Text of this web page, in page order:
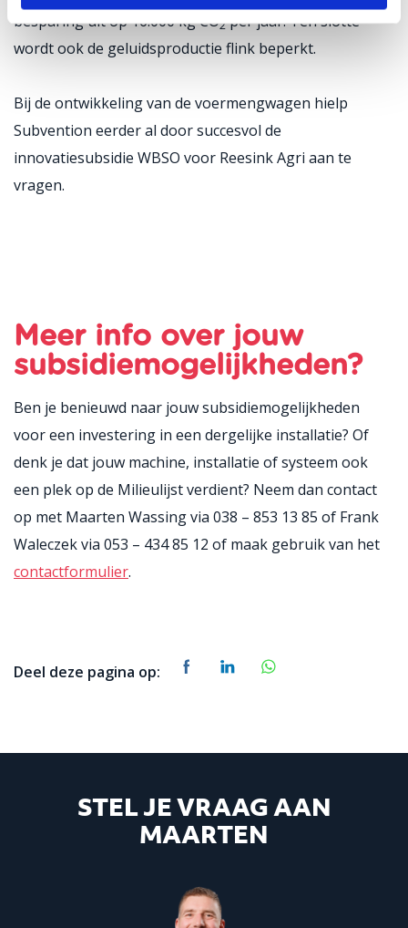
besparing uit op 16.000 kg CO2per jaar. Ten slotte
wordt ook de geluidsproductie flink beperkt.
Bij de ontwikkeling van de voermengwagen hielp
Subvention eerder al door succesvol de
innovatiesubsidie WBSO voor Reesink Agri aan te
vragen.
Meer info over jouw
subsidiemogelijkheden?
Ben je benieuwd naar jouw subsidiemogelijkheden
voor een investering in een dergelijke installatie? Of
denk je dat jouw machine, installatie of systeem ook
een plek op de Milieulijst verdient? Neem dan contact
op met Maarten Wassing via 038 – 853 13 85 of Frank
Waleczek via 053 – 434 85 12 of maak gebruik van het
contactformulier.
Deel deze pagina op:
STEL JE VRAAG AAN
MAARTEN